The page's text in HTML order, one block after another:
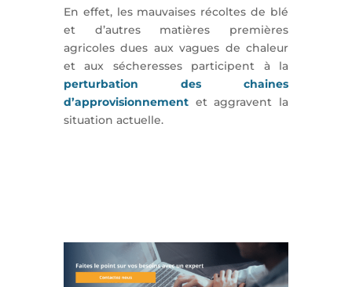
En effet, les mauvaises récoltes de blé
et d’autres matières premières
agricoles dues aux vagues de chaleur
et aux sécheresses participent à la
perturbation des chaines
d’approvisionnementet aggravent la
situation actuelle.